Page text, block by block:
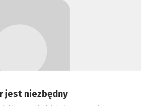
jest niezbędny